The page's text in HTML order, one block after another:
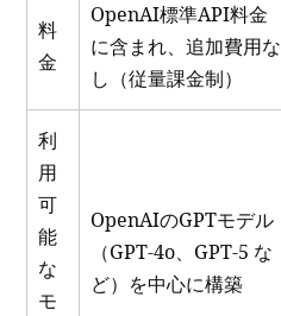
料
金
OpenAI標準API料金
に含まれ、追加費用な
し（従量課金制）
利
用
可
能
な
モ
OpenAIのGPTモデル
（GPT-4o、GPT-5 な
ど）を中心に構築